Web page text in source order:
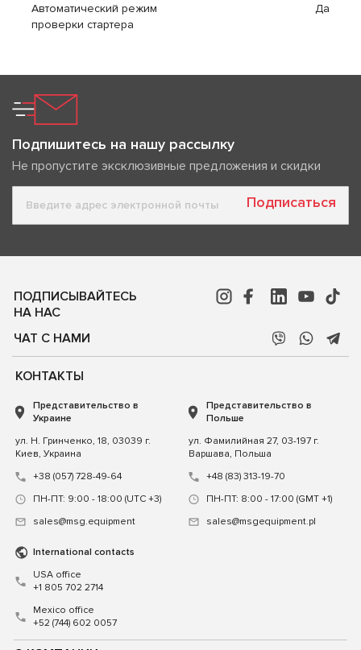
Автоматический режим
проверки стартера
Да
Подпишитесь на нашу рассылку
Не пропустите эксклюзивные предложения и скидки
Подписаться
ПОДПИСЫВАЙТЕСЬ
НА НАС
ЧАТ С НАМИ
КОНТАКТЫ
Представительство в
Украине
ул. Н. Гринченко, 18, 03039 г.
Киев, Украина
+38 (057) 728-49-64
ПН-ПТ: 9:00 - 18:00 (UTC +3)
sales@msg.equipment
Представительство в
Польше
ул. Фамилийная 27, 03-197 г.
Варшава, Польша
+48 (83) 313-19-70
ПН-ПТ: 8:00 - 17:00 (GMT +1)
sales@msgequipment.pl
International contacts
USA office
+1 805 702 2714
Mexico office
+52 (744) 602 0057